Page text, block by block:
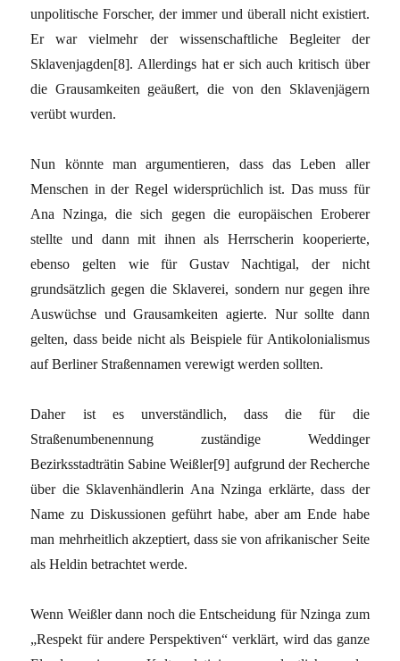
unpolitische Forscher, der immer und überall nicht existiert.
Er war vielmehr der wissenschaftliche Begleiter der
Sklavenjagden[8]. Allerdings hat er sich auch kritisch über
die Grausamkeiten geäußert, die von den Sklavenjägern
verübt wurden.
Nun könnte man argumentieren, dass das Leben aller
Menschen in der Regel widersprüchlich ist. Das muss für
Ana Nzinga, die sich gegen die europäischen Eroberer
stellte und dann mit ihnen als Herrscherin kooperierte,
ebenso gelten wie für Gustav Nachtigal, der nicht
grundsätzlich gegen die Sklaverei, sondern nur gegen ihre
Auswüchse und Grausamkeiten agierte. Nur sollte dann
gelten, dass beide nicht als Beispiele für Antikolonialismus
auf Berliner Straßennamen verewigt werden sollten.
Daher ist es unverständlich, dass die für die
Straßenumbenennung zuständige Weddinger
Bezirksstadträtin Sabine Weißler[9] aufgrund der Recherche
über die Sklavenhändlerin Ana Nzinga erklärte, dass der
Name zu Diskussionen geführt habe, aber am Ende habe
man mehrheitlich akzeptiert, dass sie von afrikanischer Seite
als Heldin betrachtet werde.
Wenn Weißler dann noch die Entscheidung für Nzinga zum
„Respekt für andere Perspektiven“ verklärt, wird das ganze